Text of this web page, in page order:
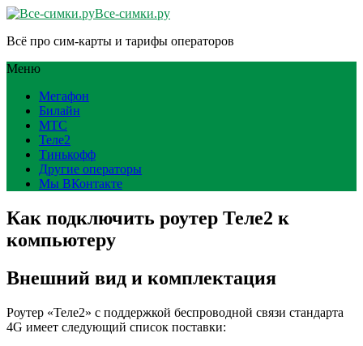
Все-симки.ру
Всё про сим-карты и тарифы операторов
Меню
Мегафон
Билайн
МТС
Теле2
Тинькофф
Другие операторы
Мы ВКонтакте
Как подключить роутер Теле2 к
компьютеру
Внешний вид и комплектация
Роутер «Теле2» с поддержкой беспроводной связи стандарта
4G имеет следующий список поставки: